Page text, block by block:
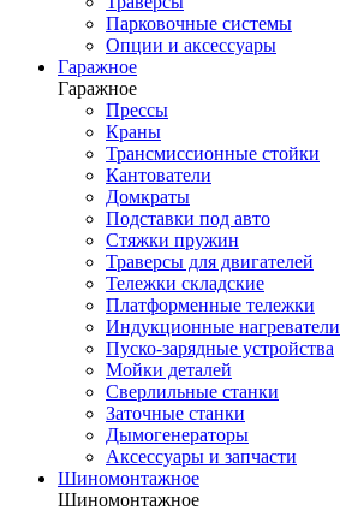
Парковочные системы
Опции и аксессуары
Гаражное
Гаражное
Прессы
Краны
Трансмиссионные стойки
Кантователи
Домкраты
Подставки под авто
Стяжки пружин
Траверсы для двигателей
Тележки складские
Платформенные тележки
Индукционные нагреватели
Пуско-зарядные устройства
Мойки деталей
Сверлильные станки
Заточные станки
Дымогенераторы
Аксессуары и запчасти
Шиномонтажное
Шиномонтажное